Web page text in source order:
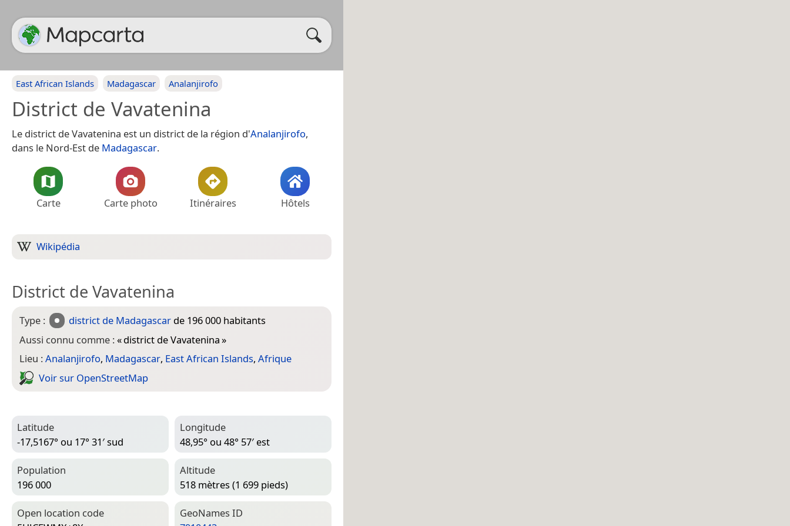
East African Islands Madagascar Analanjirofo
District de Vavatenina
Le district de Vavatenina est un district de la région d'Analanjirofo,
dans le Nord-Est de Madagascar.
Carte Carte photo Itinéraires Hôtels
Wikipédia
District de Vavatenina
Type : district de Madagascar de 196 000 habitants
Aussi connu comme :«district de Vavatenina»
Lieu :Analanjirofo, Madagascar, East African Islands, Afrique
Voir sur Open­Street­Map
Latitude
-17,5167° ou 17° 31′ sud
Longitude
48,95° ou 48° 57′ est
Population
196 000
Altitude
518 mètres (1 699 pieds)
Open location code
Geo­Names ID